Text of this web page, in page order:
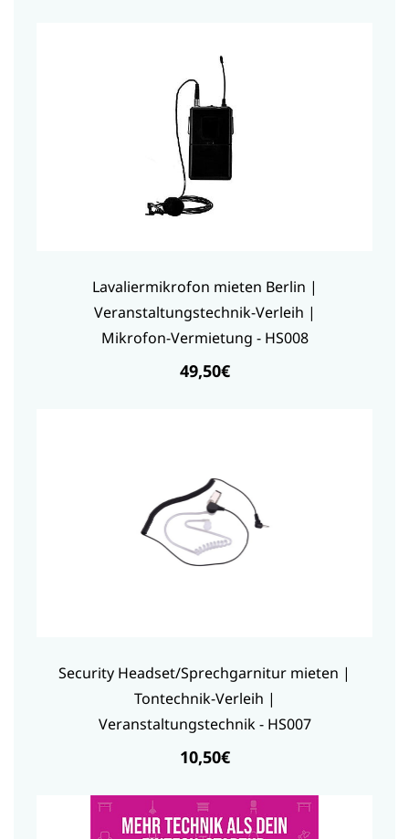
Lavaliermikrofon mieten Berlin |
Veranstaltungstechnik-Verleih |
Mikrofon-Vermietung - HS008
49,50€
Security Headset/Sprechgarnitur mieten |
Tontechnik-Verleih |
Veranstaltungstechnik - HS007
10,50€